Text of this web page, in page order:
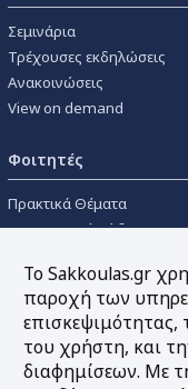
Σεμινάρια
Τρέχουσες εκδηλώσεις
Ανακοινώσεις
View on demand
Φοιτητές
Πρακτικά Θέματα
Οικονομικοί Κώδικες
Συγγραμμάτων
Εργαλεία
Online υπολογισμός
Το Sakkoulas.gr
παροχή των
επισκεψιμότητας,
του χρήστη, και
διαφημίσεων. Με